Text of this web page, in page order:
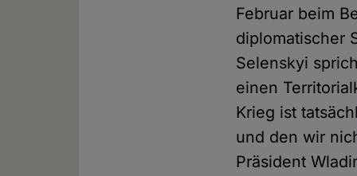
Februar beim
diplomatischer
Selenskyi
einen
Krieg ist
und den wir
Präsident